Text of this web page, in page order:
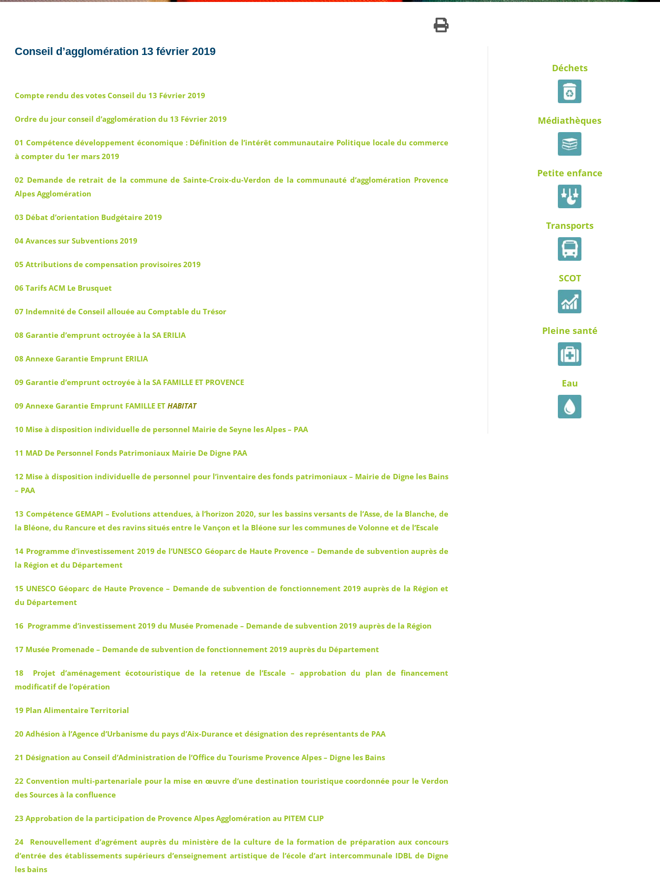
Conseil d’agglomération 13 février 2019
Compte rendu des votes Conseil du 13 Février 2019
Ordre du jour conseil d’agglomération du 13 Février 2019
01 Compétence développement économique : Définition de l’intérêt communautaire Politique locale du commerce
à compter du 1er mars 2019
02 Demande de retrait de la commune de Sainte-Croix-du-Verdon de la communauté d’agglomération Provence
Alpes Agglomération
03 Débat d’orientation Budgétaire 2019
04 Avances sur Subventions 2019
05 Attributions de compensation provisoires 2019
06 Tarifs ACM Le Brusquet
07 Indemnité de Conseil allouée au Comptable du Trésor
08 Garantie d’emprunt octroyée à la SA ERILIA
08 Annexe Garantie Emprunt ERILIA
09 Garantie d’emprunt octroyée à la SA FAMILLE ET PROVENCE
09 Annexe Garantie Emprunt FAMILLE ET HABITAT
10 Mise à disposition individuelle de personnel Mairie de Seyne les Alpes – PAA
11 MAD De Personnel Fonds Patrimoniaux Mairie De Digne PAA
12 Mise à disposition individuelle de personnel pour l’inventaire des fonds patrimoniaux – Mairie de Digne les Bains
– PAA
13 Compétence GEMAPI – Evolutions attendues, à l’horizon 2020, sur les bassins versants de l’Asse, de la Blanche, de
la Bléone, du Rancure et des ravins situés entre le Vançon et la Bléone sur les communes de Volonne et de l’Escale
14 Programme d’investissement 2019 de l’UNESCO Géoparc de Haute Provence – Demande de subvention auprès de
la Région et du Département
15 UNESCO Géoparc de Haute Provence – Demande de subvention de fonctionnement 2019 auprès de la Région et
du Département
16 Programme d’investissement 2019 du Musée Promenade – Demande de subvention 2019 auprès de la Région
17 Musée Promenade – Demande de subvention de fonctionnement 2019 auprès du Département
18 Projet d’aménagement écotouristique de la retenue de l’Escale – approbation du plan de financement
modificatif de l’opération
19 Plan Alimentaire Territorial
20 Adhésion à l’Agence d’Urbanisme du pays d’Aix-Durance et désignation des représentants de PAA
21 Désignation au Conseil d’Administration de l’Office du Tourisme Provence Alpes – Digne les Bains
22 Convention multi-partenariale pour la mise en œuvre d’une destination touristique coordonnée pour le Verdon
des Sources à la confluence
23 Approbation de la participation de Provence Alpes Agglomération au PITEM CLIP
24 Renouvellement d’agrément auprès du ministère de la culture de la formation de préparation aux concours
d’entrée des établissements supérieurs d’enseignement artistique de l’école d’art intercommunale IDBL de Digne
les bains
Déchets
Médiathèques
Petite enfance
Transports
SCOT
Pleine santé
Eau